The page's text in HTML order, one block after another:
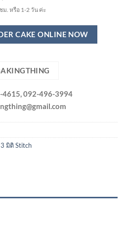
. หรือ 1-2 วัน ค่ะ
CAKE ONLINE NOW
4615, 092-496-3994
3 มิติ Stitch